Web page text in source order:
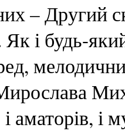
– Другий
і будь-
аматорів, і